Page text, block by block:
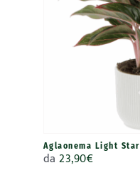
Aglaonema Light Star
da23,90€